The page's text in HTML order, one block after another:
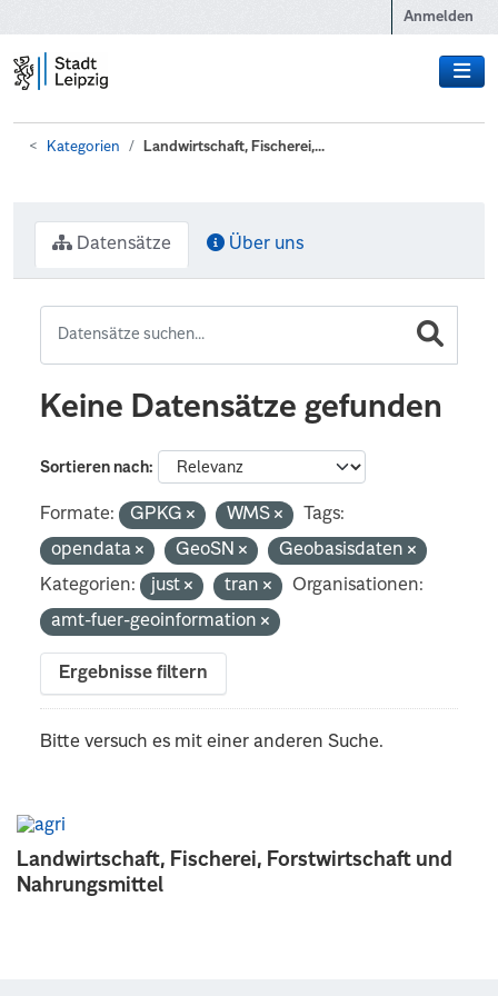
Anmelden
Kategorien Landwirtschaft, Fischerei,...
Landwirtschaft, Fischerei, Forstwirtschaft und
Nahrungsmittel
Datensätze Über uns
Keine Datensätze gefunden
Sortieren nach
Formate: GPKG WMS
Tags:
opendata
GeoSN
Geobasisdaten
Kategorien:
just tran
Organisationen:
amt-fuer-geoinformation
Ergebnisse filtern
Bitte versuch es mit einer anderen Suche.